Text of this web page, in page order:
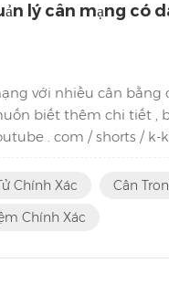
lý cân mạng có
với nhiều cân bằng
biết thêm chi tiết ,
. com / shorts /
lượng của cân được
Chính Xác
Cân
Chính Xác